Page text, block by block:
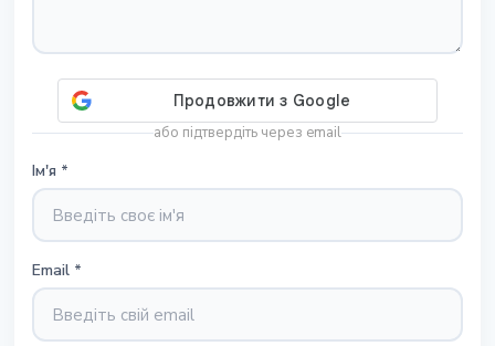
або підтвердіть через email
Ім'я *
Email *